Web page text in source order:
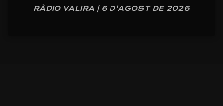
RÀDIO VALIRA | 6 D'AGOST DE 2026